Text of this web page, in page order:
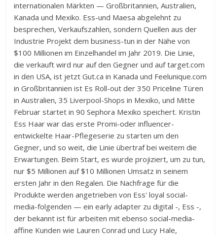
internationalen Märkten — Großbritannien, Australien,
Kanada und Mexiko. Ess-und Maesa abgelehnt zu
besprechen, Verkaufszahlen, sondern Quellen aus der
Industrie Projekt dem business-tun in der Nähe von
$100 Millionen im Einzelhandel im Jahr 2019. Die Linie,
die verkauft wird nur auf den Gegner und auf target.com
in den USA, ist jetzt Gut.ca in Kanada und Feelunique.com
in Großbritannien ist Es Roll-out der 350 Priceline Türen
in Australien, 35 Liverpool-Shops in Mexiko, und Mitte
Februar startet in 90 Sephora Mexiko speichert. Kristin
Ess Haar war das erste Promi-oder influencer-
entwickelte Haar-Pflegeserie zu starten um den
Gegner, und so weit, die Linie übertraf bei weitem die
Erwartungen. Beim Start, es wurde projiziert, um zu tun,
nur $5 Millionen auf $10 Millionen Umsatz in seinem
ersten Jahr in den Regalen. Die Nachfrage für die
Produkte werden angetrieben von Ess' loyal social-
media-folgenden — ein early adapter zu digital -, Ess -,
der bekannt ist für arbeiten mit ebenso social-media-
affine Kunden wie Lauren Conrad und Lucy Hale,